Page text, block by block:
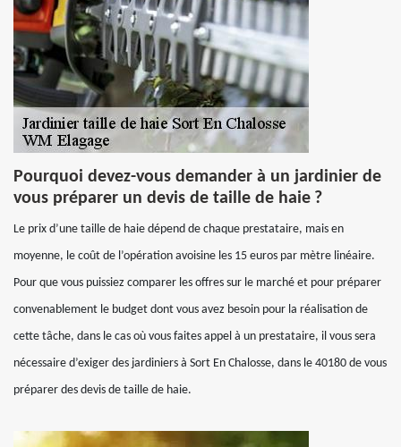
Pourquoi devez-vous demander à un jardinier de
vous préparer un devis de taille de haie ?
Le prix d’une taille de haie dépend de chaque prestataire, mais en
moyenne, le coût de l’opération avoisine les 15 euros par mètre linéaire.
Pour que vous puissiez comparer les offres sur le marché et pour préparer
convenablement le budget dont vous avez besoin pour la réalisation de
cette tâche, dans le cas où vous faites appel à un prestataire, il vous sera
nécessaire d’exiger des jardiniers à Sort En Chalosse, dans le 40180 de vous
préparer des devis de taille de haie.